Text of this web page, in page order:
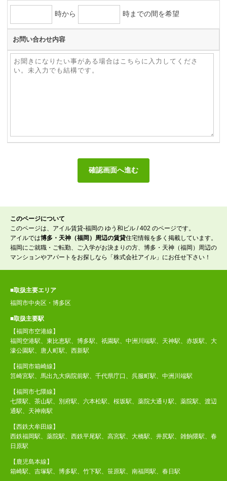
時から 時までの間を希望
お問い合わせ内容
このページについて
このページは、アイル賃貸-福岡の ゆう和ビル / 402 のページです。
アイルでは博多・天神（福岡）周辺の賃貸住宅情報を多く掲載しています。
福岡にご就職・ご転勤、ご入学がお決まりの方、博多・天神（福岡）周辺の
マンションやアパートをお探しなら「株式会社アイル」にお任せ下さい！
■取扱主要エリア
福岡市中央区・博多区
■取扱主要駅
【福岡市空港線】
福岡空港駅、東比恵駅、博多駅、祇園駅、中洲川端駅、天神駅、赤坂駅、大
濠公園駅、唐人町駅、西新駅
【福岡市箱崎線】
筥崎宮駅、馬出九大病院前駅、千代県庁口、呉服町駅、中洲川端駅
【福岡市七隈線】
七隈駅、茶山駅、別府駅、六本松駅、桜坂駅、薬院大通り駅、薬院駅、渡辺
通駅、天神南駅
【西鉄大牟田線】
西鉄福岡駅、薬院駅、西鉄平尾駅、高宮駅、大橋駅、井尻駅、雑餉隈駅、春
日原駅
【鹿児島本線】
箱崎駅、吉塚駅、博多駅、竹下駅、笹原駅、南福岡駅、春日駅